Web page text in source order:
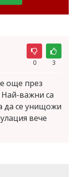
0 3
още през
важни са
да се унищожи
вече